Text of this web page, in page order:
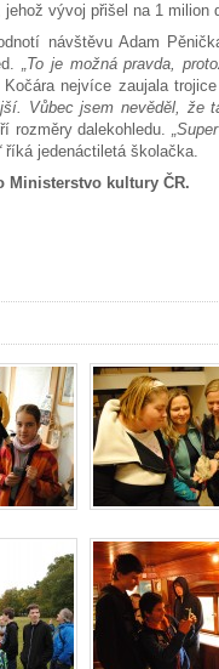
vývoj přišel na 1 milion
návštěvu Adam
„To je možná pravda,
nejvíce zaujala
Vůbec jsem nevěděl, že
rozměry dalekohledu.
říká jedenáctiletá školačka.
Ministerstvo kultury ČR.